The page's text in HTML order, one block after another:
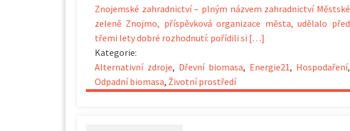
Znojemské zahradnictví – plným názvem zahradnictví Městské
zeleně Znojmo, příspěvková organizace města, udělalo před
třemi lety dobré rozhodnutí: pořídili si […]
Kategorie:
Alternativní zdroje, Dřevní biomasa, Energie21, Hospodaření,
Odpadní biomasa, Životní prostředí